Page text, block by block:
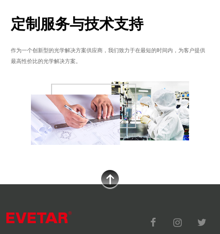
定制服务与技术支持
作为一个创新型的光学解决方案供应商，我们致力于在最短的时间内，为客户提供
最高性价比的光学解决方案。